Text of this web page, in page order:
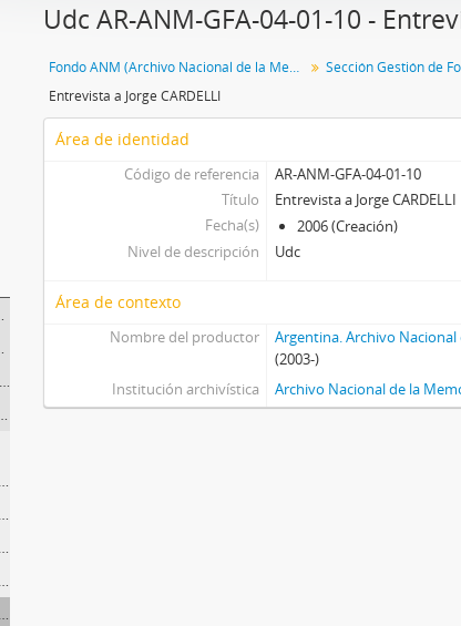
Udc AR-ANM-GFA-04-01-10 -
Fondo ANM (Archivo Nacional de la Memoria)
Entrevista a Jorge CARDELLI
Área de identidad
Código de referencia
AR-ANM-GFA-04-01-10
Título
Entrevista a Jorge CARDELLI
Fecha(s)
2006 (Creación)
Nivel de descripción
Udc
Área de contexto
Nombre del productor
Argentina. Archivo
(2003-)
Institución archivística
Archivo Nacional de la